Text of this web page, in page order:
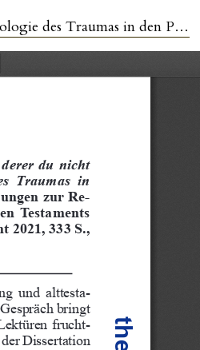
Psalmen 22, 88, 107 und 137